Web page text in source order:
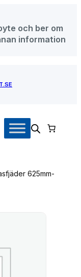
och ber om
information
625mm-